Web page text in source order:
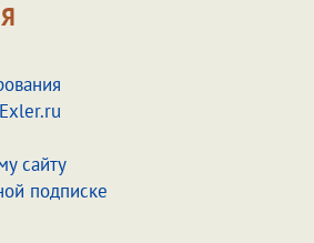
сайту
подписке